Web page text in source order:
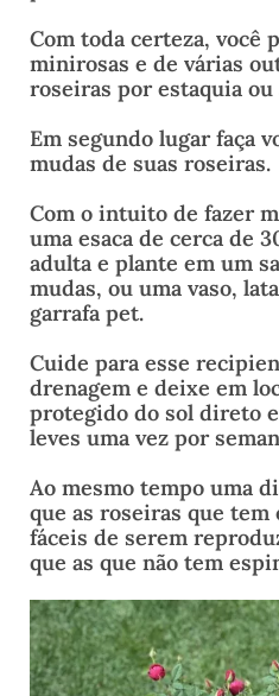
Com toda certeza, você
minirosas e de várias
roseiras por estaquia ou
Em segundo lugar faça
mudas de suas roseiras.
Com o intuito de fazer
uma esaca de cerca de
adulta e plante em um
mudas, ou uma vaso,
garrafa pet.
Cuide para esse
drenagem e deixe em
protegido do sol direto
leves uma vez por
Ao mesmo tempo uma
que as roseiras que tem
fáceis de serem
que as que não tem